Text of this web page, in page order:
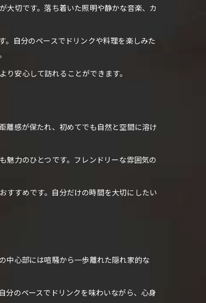
大切です。落ち着いた照明や静かな音楽、カ
。自分のペースでドリンクや料理を楽しみた
安心して訪れることができます。
離感が保たれ、初めてでも自然と空間に溶け
魅力のひとつです。フレンドリーな雰囲気の
すすめです。自分だけの時間を大切にしたい
中心部には喧騒から一歩離れた隠れ家的な
分のペースでドリンクを味わいながら、心身